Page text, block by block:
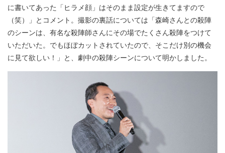
に書いてあった「ヒラメ顔」はそのまま設定が生きてますので
（笑）」とコメント。撮影の裏話については「森崎さんとの殺陣
のシーンは、有名な殺陣師さんにその場でたくさん殺陣をつけて
いただいた。でもほぼカットされていたので、そこだけ別の機会
に見て欲しい！」と、劇中の殺陣シーンについて明かしました。